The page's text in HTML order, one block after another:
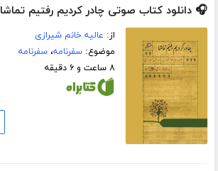
🎧 دانلود کتاب صوتی چادر کردیم رفتیم تماشا
از: عالیه خانم شیرازی
موضوع:سفرنامه،سفرنامه
۸ ساعت و ۶ دقیقه